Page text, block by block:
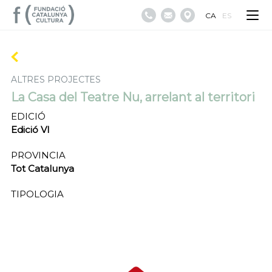
CA ES
ALTRES PROJECTES
La Casa del Teatre Nu, arrelant al territori
EDICIÓ
Edició VI
PROVINCIA
Tot Catalunya
TIPOLOGIA